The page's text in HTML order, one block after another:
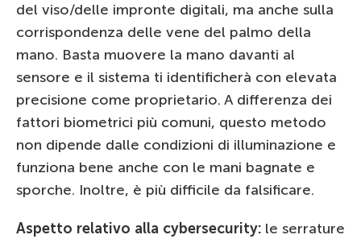
del viso/delle impronte digitali, ma anche sulla
corrispondenza delle vene del palmo della
mano. Basta muovere la mano davanti al
sensore e il sistema ti identificherà con elevata
precisione come proprietario. A differenza dei
fattori biometrici più comuni, questo metodo
non dipende dalle condizioni di illuminazione e
funziona bene anche con le mani bagnate e
sporche. Inoltre, è più difficile da falsificare.
Aspetto relativo alla cybersecurity: le serrature